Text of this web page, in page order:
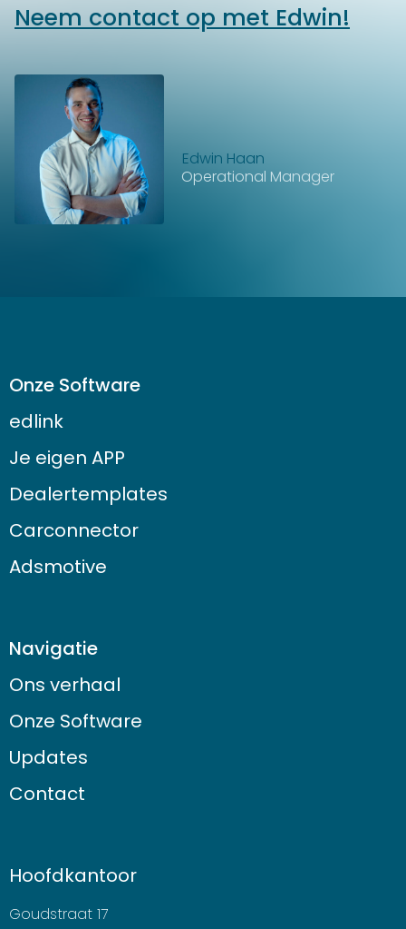
Neem contact op met Edwin!
Edwin Haan
Operational Manager
Onze Software
edlink
Je eigen APP
Dealertemplates
Carconnector
Adsmotive
Navigatie
Ons verhaal
Onze Software
Updates
Contact
Hoofdkantoor
Goudstraat 17